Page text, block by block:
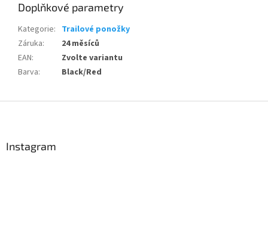
Doplňkové parametry
Kategorie: Trailové ponožky
Záruka:
24 měsíců
EAN:
Zvolte variantu
Barva: Black/Red
Instagram